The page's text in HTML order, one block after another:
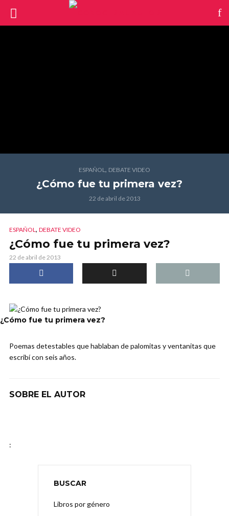
ESPAÑOL, DEBATE VIDEO
¿Cómo fue tu primera vez?
22 de abril de 2013
ESPAÑOL, DEBATE VIDEO
¿Cómo fue tu primera vez?
22 de abril de 2013
¿Cómo fue tu primera vez?
Poemas detestables que hablaban de palomitas y ventanitas que
escribí con seis años.
SOBRE EL AUTOR
:
BUSCAR
Libros por género